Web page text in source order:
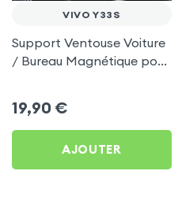
VIVO Y33S
Support Ventouse Voiture
/ Bureau Magnétique pour
19,90 €
AJOUTER